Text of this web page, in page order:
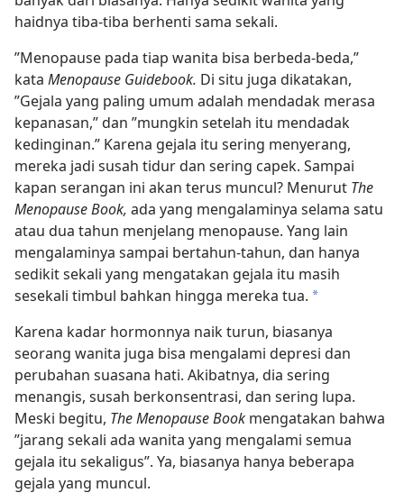
haidnya tiba-tiba berhenti sama sekali.
”Menopause pada tiap wanita bisa berbeda-beda,”
kata Menopause Guidebook. Di situ juga dikatakan,
”Gejala yang paling umum adalah mendadak merasa
kepanasan,” dan ”mungkin setelah itu mendadak
kedinginan.” Karena gejala itu sering menyerang,
mereka jadi susah tidur dan sering capek. Sampai
kapan serangan ini akan terus muncul? Menurut The
Menopause Book, ada yang mengalaminya selama satu
atau dua tahun menjelang menopause. Yang lain
mengalaminya sampai bertahun-tahun, dan hanya
sedikit sekali yang mengatakan gejala itu masih
sesekali timbul bahkan hingga mereka tua. *
Karena kadar hormonnya naik turun, biasanya
seorang wanita juga bisa mengalami depresi dan
perubahan suasana hati. Akibatnya, dia sering
menangis, susah berkonsentrasi, dan sering lupa.
Meski begitu, The Menopause Book mengatakan bahwa
”jarang sekali ada wanita yang mengalami semua
gejala itu sekaligus”. Ya, biasanya hanya beberapa
gejala yang muncul.